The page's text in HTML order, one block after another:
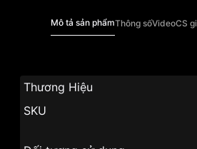
Mô tả sản phẩmThông sốVideoCS
Thương Hiệu